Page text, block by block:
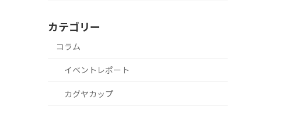
カテゴリー
コラム
イベントレポート
カグヤカップ